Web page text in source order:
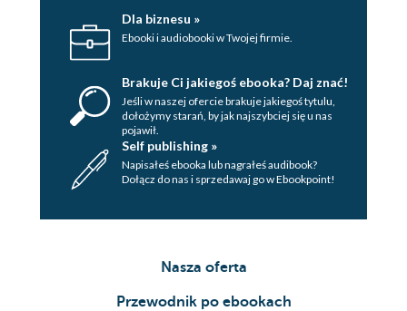
Dla biznesu »
Ebooki i audiobooki w Twojej firmie.
Brakuje Ci jakiegoś ebooka? Daj znać!
Jeśli w naszej ofercie brakuje jakiegoś tytulu,
dołożymy starań, by jak najszybciej się u nas
pojawił.
Self publishing »
Napisałeś ebooka lub nagrałeś audibook?
Dołącz do nas i sprzedawaj go w Ebookpoint!
Nasza oferta
Przewodnik po ebookach